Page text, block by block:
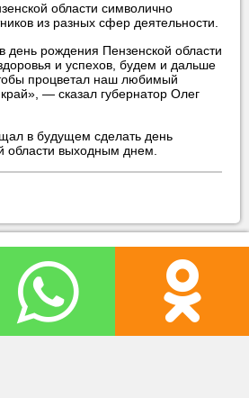
области символично
из разных сфер деятельности.
день рождения Пензенской области
и успехов, будем и дальше
процветал наш любимый
— сказал губернатор Олег
в будущем сделать день
области выходным днем.
новость
нашли ошибку